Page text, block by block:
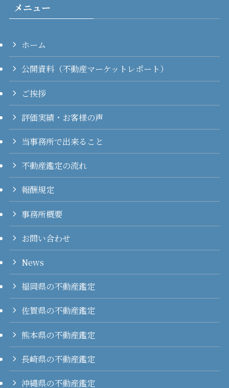
メニュー
ホーム
公開資料（不動産マーケットレポート）
ご挨拶
評価実績・お客様の声
当事務所で出来ること
不動産鑑定の流れ
報酬規定
事務所概要
お問い合わせ
News
福岡県の不動産鑑定
佐賀県の不動産鑑定
熊本県の不動産鑑定
長崎県の不動産鑑定
沖縄県の不動産鑑定